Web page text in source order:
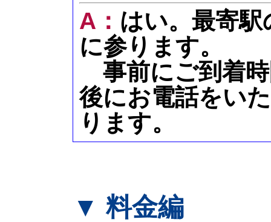
A： はい。最寄
に参ります。
事前にご到着
後にお電話をい
ります。
▼ 料金編